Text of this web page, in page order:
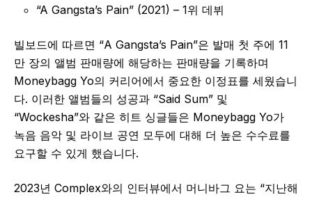
“A Gangsta’s Pain” (2021) – 1위 데뷔
빌보드에 따르면 “A Gangsta’s Pain”은 발매 첫 주에 11
만 장의 앨범 판매량에 해당하는 판매량을 기록하며
Moneybagg Yo의 커리어에서 중요한 이정표를 세웠습니
다. 이러한 앨범들의 성공과 “Said Sum” 및
“Wockesha”와 같은 히트 싱글들은 Moneybagg Yo가
녹음 음악 및 라이브 공연 모두에 대해 더 높은 수수료를
요구할 수 있게 했습니다.
2023년 Complex와의 인터뷰에서 머니바그 요는 “지난해